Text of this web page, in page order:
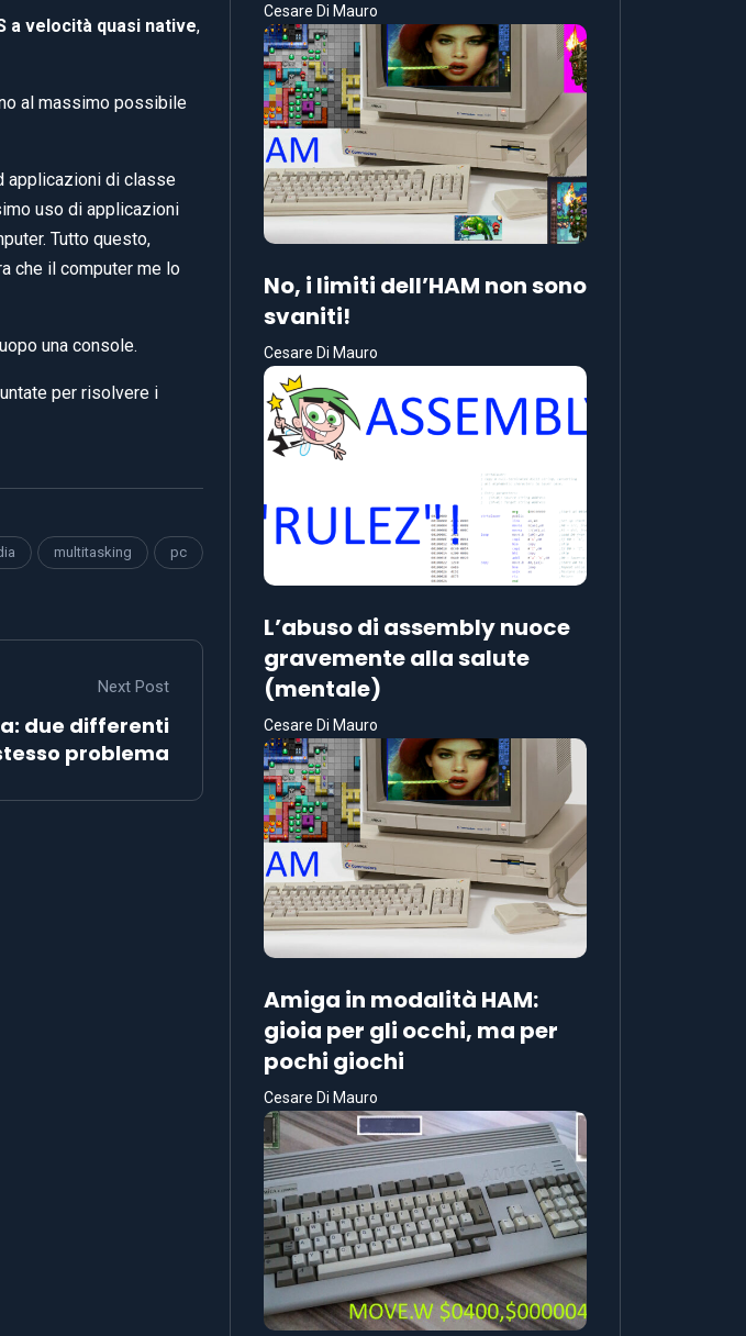
a velocità quasi native,
al massimo possibile
applicazioni di classe
uso di applicazioni
Tutto questo,
che il computer me lo
una console.
per risolvere i
multitasking pc
Next Post
due differenti
problema
Cesare Di Mauro
No, i limiti dell’HAM non sono
svaniti!
Cesare Di Mauro
L’abuso di assembly nuoce
gravemente alla salute
(mentale)
Cesare Di Mauro
Amiga in modalità HAM:
gioia per gli occhi, ma per
pochi giochi
Cesare Di Mauro